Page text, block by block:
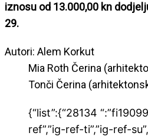
iznosu od 13.000,00 kn
29.
Autori: Alem Korkut
Mia Roth Čerina
Tonči Čerina
{“list”:{“28134
ref”,”ig-ref-ti”,”ig-ref-